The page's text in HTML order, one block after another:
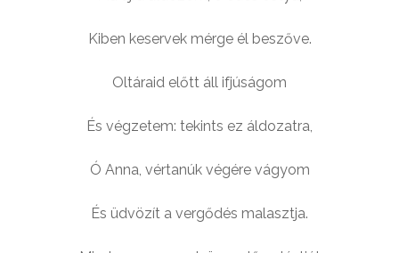
Kiben keservek mérge él beszőve.
Oltáraid előtt áll ifjúságom
És végzetem: tekints ez áldozatra,
Ó Anna, vértanúk végére vágyom
És üdvözít a vergődés malasztja.